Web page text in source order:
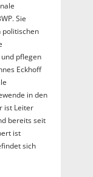
Sie
politischen
pflegen
Eckhoff
in den
ist Leiter
bereits seit
ist
sich